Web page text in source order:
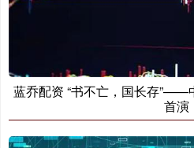
蓝乔配资 “书不亡，国长存”——
首演